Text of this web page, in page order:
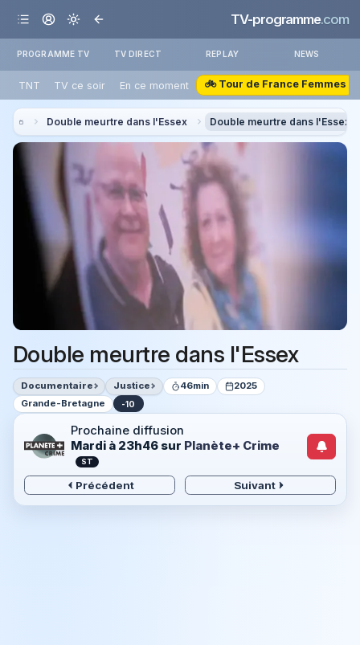
TV-programme.com
PROGRAMME TV TV DIRECT REPLAY NEWS
TNT TV ce soir En ce moment 🚲 Tour de France Femmes
Double meurtre dans l'Essex Double meurtre dans l'Essex
Double meurtre dans l'Essex
Documentaire Justice 46min
2025
Grande-Bretagne
-10
Prochaine diffusion
Mardi à 23h46sur Planète+ Crime
ST
Précédent Suivant